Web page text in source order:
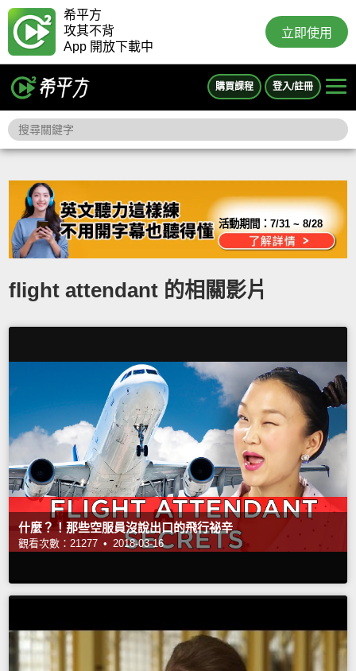
希平方
攻其不背
App 開放下載中
立即使用
購買課程 登入/註冊
活動期間：7/31 ~ 8/28
flight attendant 的相關影片
什麼？！那些空服員沒說出口的飛行祕辛
觀看次數：21277 • 2018-03-16